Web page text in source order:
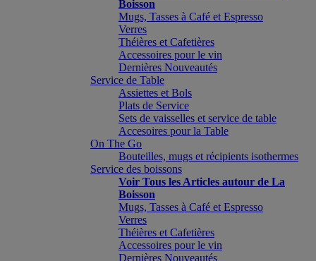
Boisson
Mugs, Tasses à Café et Espresso
Verres
Théières et Cafetières
Accessoires pour le vin
Dernières Nouveautés
Service de Table
Assiettes et Bols
Plats de Service
Sets de vaisselles et service de table
Accesoires pour la Table
On The Go
Bouteilles, mugs et récipients isothermes
Service des boissons
Voir Tous les Articles autour de La
Boisson
Mugs, Tasses à Café et Espresso
Verres
Théières et Cafetières
Accessoires pour le vin
Dernières Nouveautés